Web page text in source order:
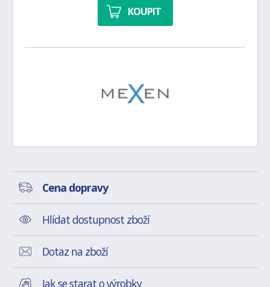
KOUPIT
Cena dopravy
Hlídat dostupnost zboží
Dotaz na zboží
Jak se starat o výrobky